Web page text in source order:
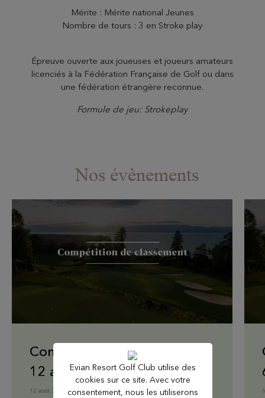
Mérite : Mérite national Jeunes
Nombre de tours : 3 en Stroke play
Épreuve ouverte aux joueuses et joueurs amateurs
licenciés à la Fédération Française de Golf ou dans
une fédération étrangère reconnue.
Formule de jeu: Strokeplay
Nos évènements
Compétition de classement -
12 août
12 août 2026
Evian Resort Golf Club utilise des
cookies sur ce site. Avec votre
consentement, nous les utiliserons